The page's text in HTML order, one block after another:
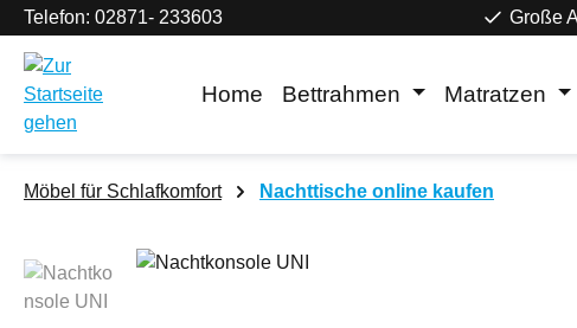
Hauptinhalt springen
Zur Suche springen
Zur Hauptnavigation springen
Telefon: 02871- 233603 Große
Home Bettrahmen Matratzen
Möbel für Schlafkomfort Nachttische online kaufen
Bildergalerie überspringen